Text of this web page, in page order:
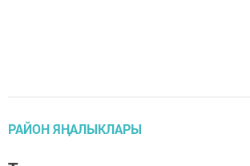
РАЙОН ЯҢАЛЫКЛАРЫ